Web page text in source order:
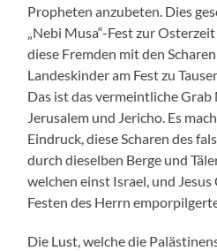
Propheten anzubeten. Dies
„Nebi Musa“-Fest zur
diese Fremden mit den
Landeskinder am Fest zu
Das ist das vermeintliche Grab
Jerusalem und Jericho. Es
Eindruck, diese Scharen des
durch dieselben Berge und
welchen einst Israel, und
Festen des Herrn
Die Lust, welche die